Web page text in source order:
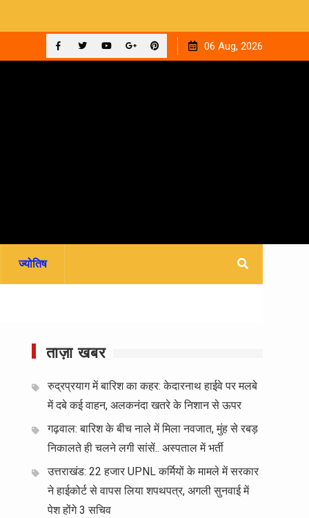
उत्तराखंड में धार्मिक पर्यटन ने रचा इतिहास, कई मंदिरों में टूटा वर्षों
पुराना रिकॉर्ड
06 Aug, 2026
ज्योतिष
ताज़ा खबर
रुद्रप्रयाग में बारिश का कहर: केदारनाथ हाईवे पर मलबे
में दबे कई वाहन, अलकनंदा खतरे के निशान से ऊपर
गढ़वाल: बारिश के बीच नाले में मिला नवजात, मुंह से रबड़
निकालते ही चलने लगी सांसें.. अस्पताल में भर्ती
उत्तराखंड: 22 हजार UPNL कर्मियों के मामले में सरकार
ने हाईकोर्ट से वापस लिया शपथपत्र, अगली सुनवाई में
पेश होंगे 3 सचिव